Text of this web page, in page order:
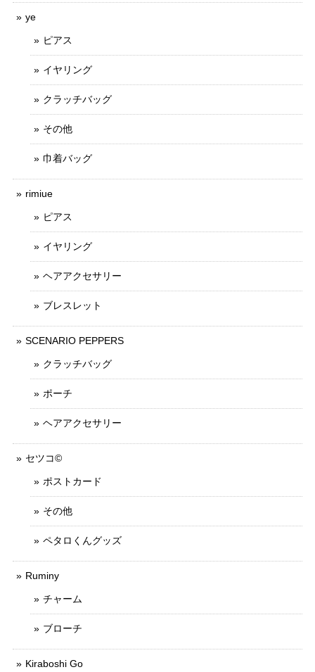
ye
ピアス
イヤリング
クラッチバッグ
その他
巾着バッグ
rimiue
ピアス
イヤリング
ヘアアクセサリー
ブレスレット
SCENARIO PEPPERS
クラッチバッグ
ポーチ
ヘアアクセサリー
セツコ©
ポストカード
その他
ペタロくんグッズ
Ruminy
チャーム
ブローチ
Kiraboshi Go